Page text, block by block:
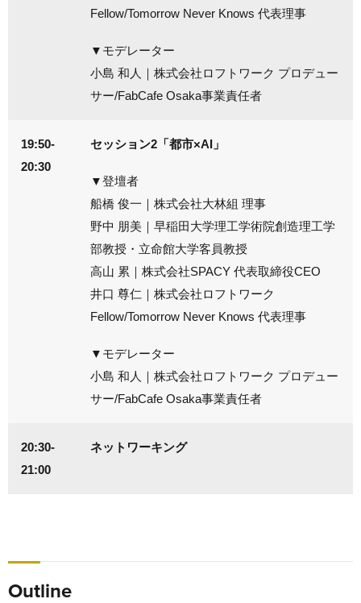
Fellow/Tomorrow Never Knows 代表理事
▼モデレーター
小島 和人｜株式会社ロフトワーク プロデュー
サー/FabCafe Osaka事業責任者
19:50-
20:30
セッション2「都市×AI」
▼登壇者
船橋 俊一｜株式会社大林組 理事
野中 朋美｜早稲田大学理工学術院創造理工学
部教授・立命館大学客員教授
高山 累｜株式会社SPACY 代表取締役CEO
井口 尊仁｜株式会社ロフトワーク
Fellow/Tomorrow Never Knows 代表理事
▼モデレーター
小島 和人｜株式会社ロフトワーク プロデュー
サー/FabCafe Osaka事業責任者
20:30-
21:00
ネットワーキング
Outline